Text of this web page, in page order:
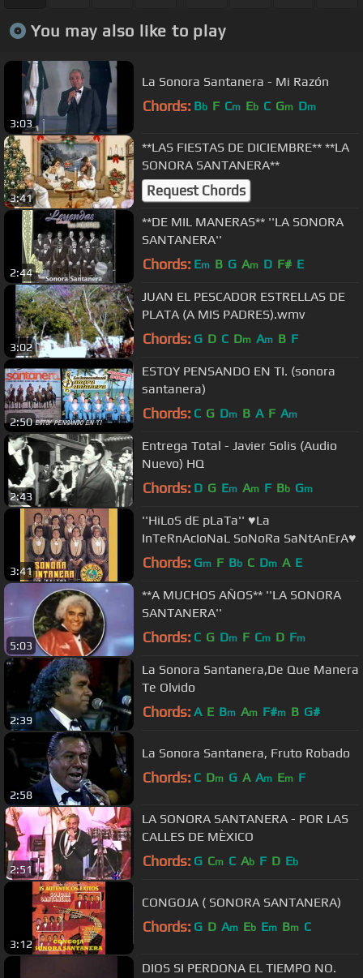
You may also like to play
3:03
La Sonora Santanera - Mi Razón
Chords: Bb F Cm Eb C Gm Dm
3:41
**LAS FIESTAS DE DICIEMBRE** **LA
SONORA SANTANERA**
Request Chords
2:44
**DE MIL MANERAS** ''LA SONORA
SANTANERA''
Chords: Em B G Am D F# E
3:02
JUAN EL PESCADOR ESTRELLAS DE
PLATA (A MIS PADRES).wmv
Chords: G D C Dm Am B F
2:50
ESTOY PENSANDO EN TI. (sonora
santanera)
Chords: C G Dm B A F Am
2:43
Entrega Total - Javier Solis (Audio
Nuevo) HQ
Chords: D G Em Am F Bb Gm
3:41
''HiLoS dE pLaTa'' ♥La
InTeRnAcIoNaL SoNoRa SaNtAnErA♥
Chords: Gm F Bb C Dm A E
5:03
**A MUCHOS AÑOS** ''LA SONORA
SANTANERA''
Chords: C G Dm F Cm D Fm
2:39
La Sonora Santanera,De Que Manera
Te Olvido
Chords: A E Bm Am F#m B G#
2:58
La Sonora Santanera, Fruto Robado
Chords: C Dm G A Am Em F
2:51
LA SONORA SANTANERA - POR LAS
CALLES DE MÈXICO
Chords: G Cm C Ab F D Eb
3:12
CONGOJA ( SONORA SANTANERA)
Chords: G D Am Eb Em Bm C
DIOS SI PERDONA EL TIEMPO NO.